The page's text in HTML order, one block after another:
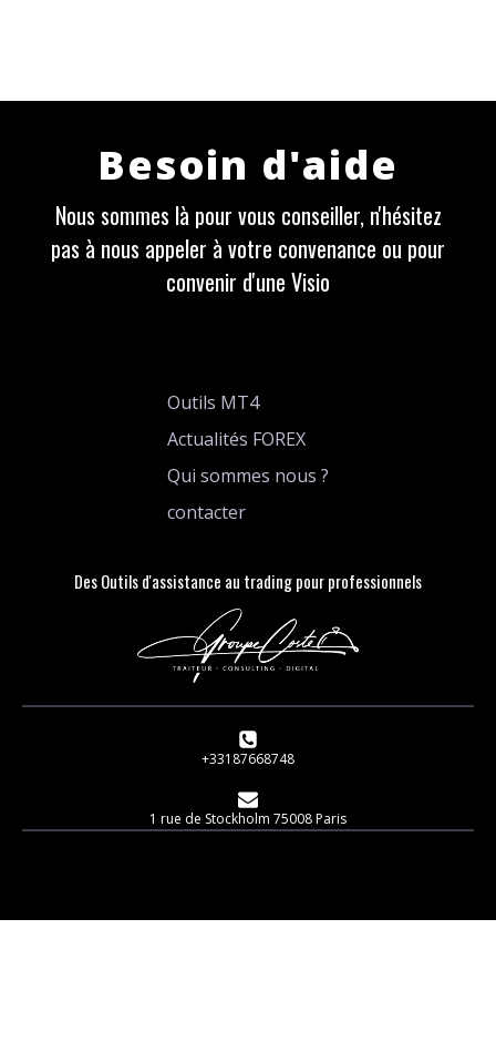
Besoin d'aide
Nous sommes là pour vous conseiller, n'hésitez
pas à nous appeler à votre convenance ou pour
convenir d'une Visio
Outils MT4
Actualités FOREX
Qui sommes nous ?
contacter
Des Outils d'assistance au trading pour professionnels
+33187668748
1 rue de Stockholm 75008 Paris